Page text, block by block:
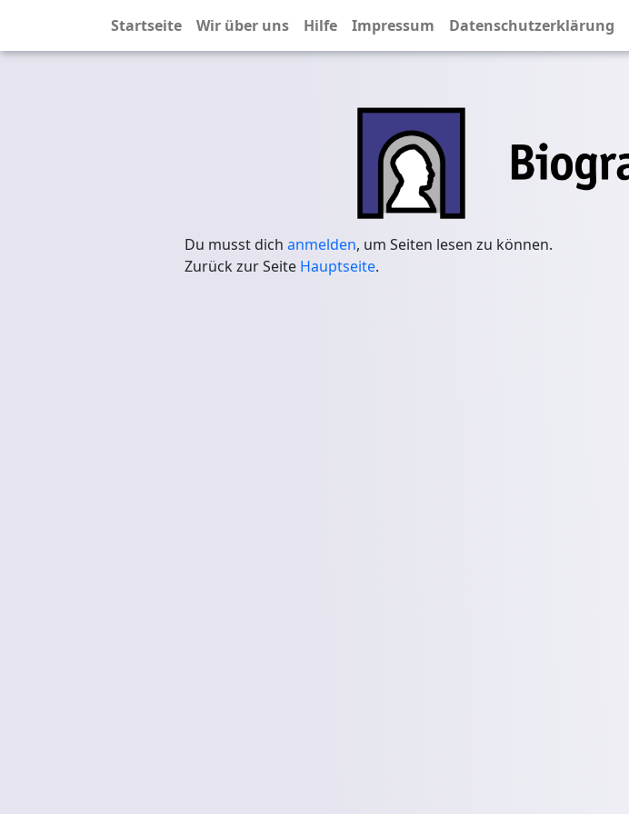
Startseite Wir über uns Hilfe Impressum Datenschutzerklärung
Du musst dich anmelden, um Seiten lesen zu können.
Zurück zur Seite Hauptseite.